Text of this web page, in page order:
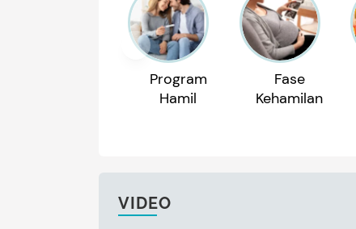
Program
Hamil
Fase
Kehamilan
VIDEO